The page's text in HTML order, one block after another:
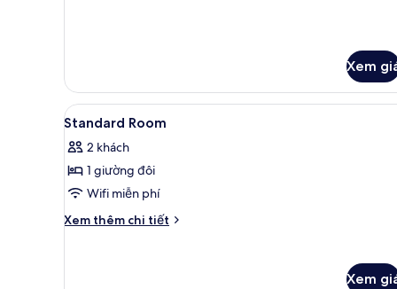
chuẩn
(3+1//PortAventura+1
ticketFerrariLand)
Xem
Xem
tất
cả
ảnh
Standard
Room
Két bảo mật tại phòng, bàn,
4
Standard Room
2 khách
1 giường đôi
Wifi miễn phí
Xem thêm chi tiết
Chi
Xem